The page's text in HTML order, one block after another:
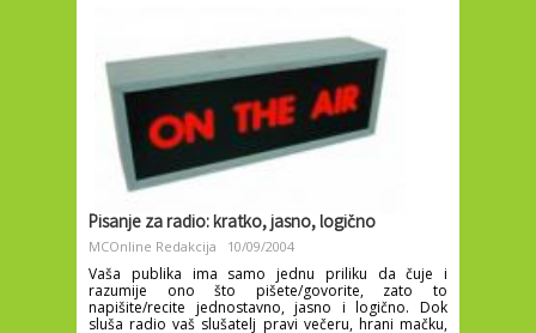
Pisanje za radio: kratko, jasno, logično
MCOnline Redakcija 10/09/2004
Vaša publika ima samo jednu priliku da čuje i
razumije ono što pišete/govorite, zato to
napišite/recite jednostavno, jasno i logično. Dok
sluša radio vaš slušatelj pravi večeru, hrani mačku,